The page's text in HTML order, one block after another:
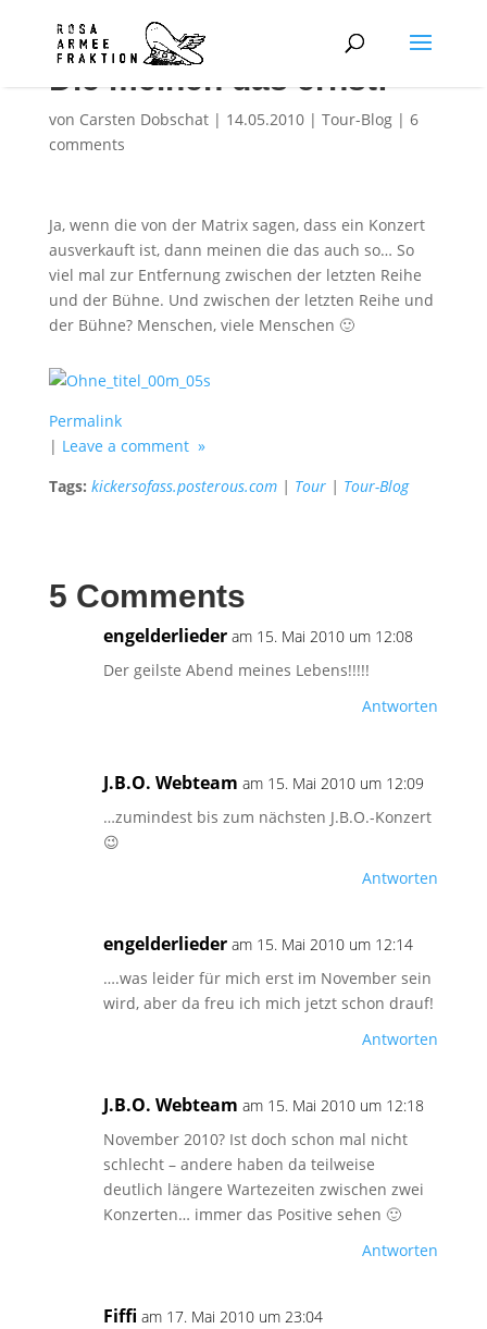
Die meinen das ernst!
von Carsten Dobschat| 14.05.2010| Tour-Blog| 6
comments
Ja, wenn die von der Matrix sagen, dass ein Konzert
ausverkauft ist, dann meinen die das auch so… So
viel mal zur Entfernung zwischen der letzten Reihe
und der Bühne. Und zwischen der letzten Reihe und
der Bühne? Menschen, viele Menschen 🙂
Permalink
| Leave a comment »
Tags: kickersofass.posterous.com| Tour| Tour-Blog
5 Comments
engelderlieder am 15. Mai 2010 um 12:08
Der geilste Abend meines Lebens!!!!!
Antworten
J.B.O. Webteam am 15. Mai 2010 um 12:09
…zumindest bis zum nächsten J.B.O.-Konzert
😉
Antworten
engelderlieder am 15. Mai 2010 um 12:14
….was leider für mich erst im November sein
wird, aber da freu ich mich jetzt schon drauf!
Antworten
J.B.O. Webteam am 15. Mai 2010 um 12:18
November 2010? Ist doch schon mal nicht
schlecht – andere haben da teilweise
deutlich längere Wartezeiten zwischen zwei
Konzerten… immer das Positive sehen 🙂
Antworten
Fiffi am 17. Mai 2010 um 23:04